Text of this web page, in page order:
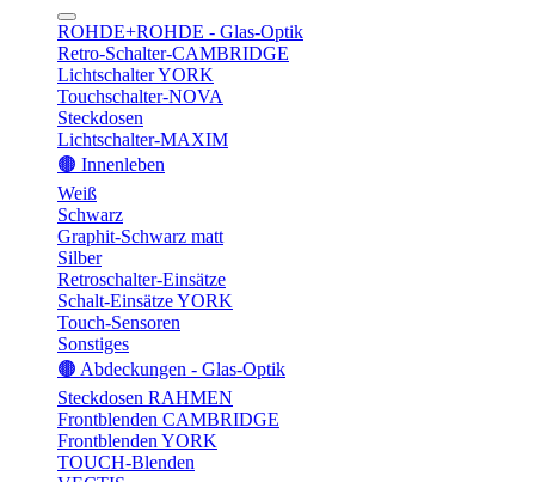
ROHDE+ROHDE - Glas-Optik
Retro-Schalter-CAMBRIDGE
Lichtschalter YORK
Touchschalter-NOVA
Steckdosen
Lichtschalter-MAXIM
🟤 Innenleben
Weiß
Schwarz
Graphit-Schwarz matt
Silber
Retroschalter-Einsätze
Schalt-Einsätze YORK
Touch-Sensoren
Sonstiges
🟤 Abdeckungen - Glas-Optik
Steckdosen RAHMEN
Frontblenden CAMBRIDGE
Frontblenden YORK
TOUCH-Blenden